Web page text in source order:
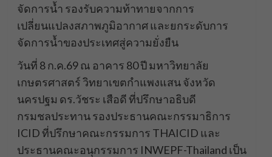
จัดการน้ำ รองรับความท้าทายจากการ
เปลี่ยนแปลงสภาพภูมิอากาศ และยกระดับการ
จัดการน้ำของประเทศสู่ความยั่งยืน
วันที่ 8 ก.ค.69 ณ อาคาร 80 ปี มหาวิทยาลัย
เกษตรศาสตร์ วิทยาเขตกำแพงแสน จังหวัด
นครปฐม ดร.วัชระ เสือดี ที่ปรึกษาอธิบดี
กรมชลประทาน รองประธานคณะกรรมาธิการ
ICID ที่ปรึกษาคณะกรรมการ THAICID และ
ประธานคณะอนุกรรมการ INWEPF-Thailand เป็น